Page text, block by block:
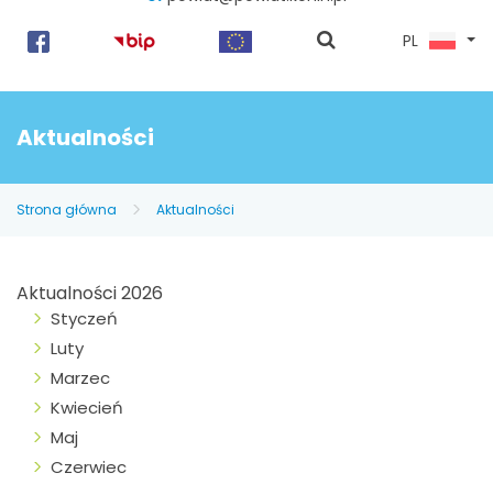
pokaż
PL
Aktualności
Strona główna Aktualności
Aktualności 2026
Styczeń
Luty
Marzec
Kwiecień
Maj
Czerwiec